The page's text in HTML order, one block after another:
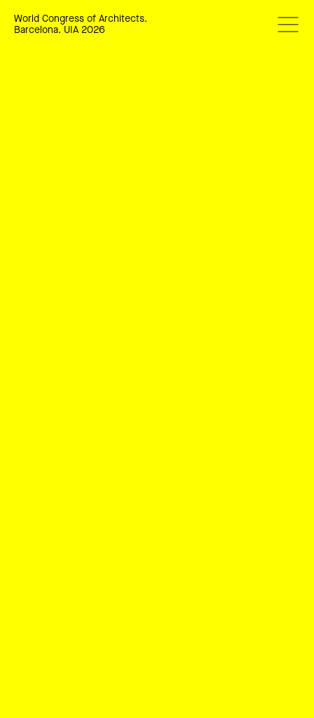
World Congress of Architects.
Barcelona. UIA 2026